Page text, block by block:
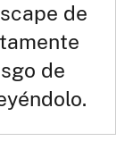
de
de